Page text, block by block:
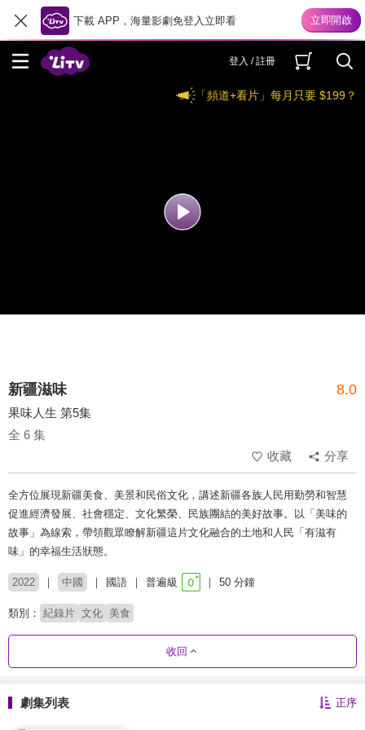
下載 APP，海量影劇免登入立即看
登入 / 註冊
「頻道+看片」每月只要 $199？
新疆滋味 8.0
果味人生 第5集
全 6 集
收藏
分享
全方位展現新疆美食、美景和民俗文化，講述新疆各族人民用勤勞和智慧
促進經濟發展、社會穩定、文化繁榮、民族團結的美好故事。以「美味的
故事」為線索，帶領觀眾瞭解新疆這片文化融合的土地和人民「有滋有
味」的幸福生活狀態。
2022 中國 國語 普遍級 50 分鐘
類別： 紀錄片 文化 美食
收回
劇集列表 正序